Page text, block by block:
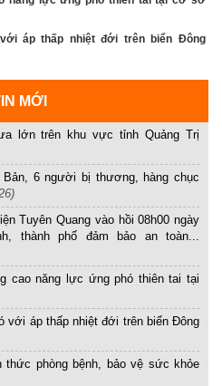
áp thấp nhiệt đới trên biển Đông
MỚI
lớn trên khu vực tỉnh Quảng Trị
Bản, 6 người bị thương, hàng chục
Tuyên Quang vào hồi 08h00 ngày
thành phố đảm bảo an toàn...
cao năng lực ứng phó thiên tai tại
với áp thấp nhiệt đới trên biển Đông
thức phòng bệnh, bảo vệ sức khỏe